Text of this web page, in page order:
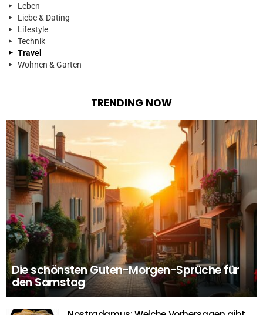
Leben
Liebe & Dating
Lifestyle
Technik
Travel
Wohnen & Garten
TRENDING NOW
Die schönsten Guten-Morgen-Sprüche für
den Samstag